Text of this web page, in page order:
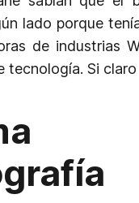
lado porque
de industrias
tecnología. Si claro